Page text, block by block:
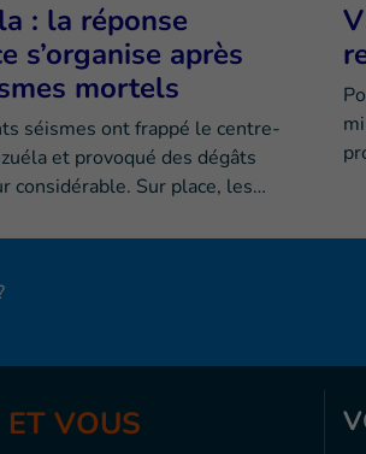
: la réponse
s’organise après
mortels
séismes ont frappé le centre-
et provoqué des dégâts
considérable. Sur place, les…
VOUS